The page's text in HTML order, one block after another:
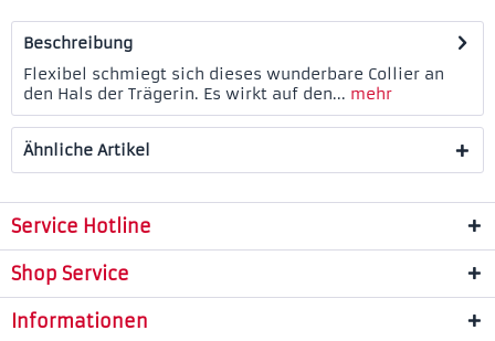
Beschreibung
Flexibel schmiegt sich dieses wunderbare Collier an
den Hals der Trägerin. Es wirkt auf den... mehr
Ähnliche Artikel
Service Hotline
Shop Service
Informationen